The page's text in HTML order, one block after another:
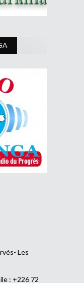
Les
: +226 72